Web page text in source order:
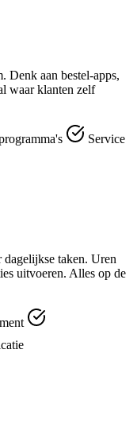
Denk aan bestel-apps,
waar klanten zelf
Service
dagelijkse taken. Uren
uitvoeren. Alles op de